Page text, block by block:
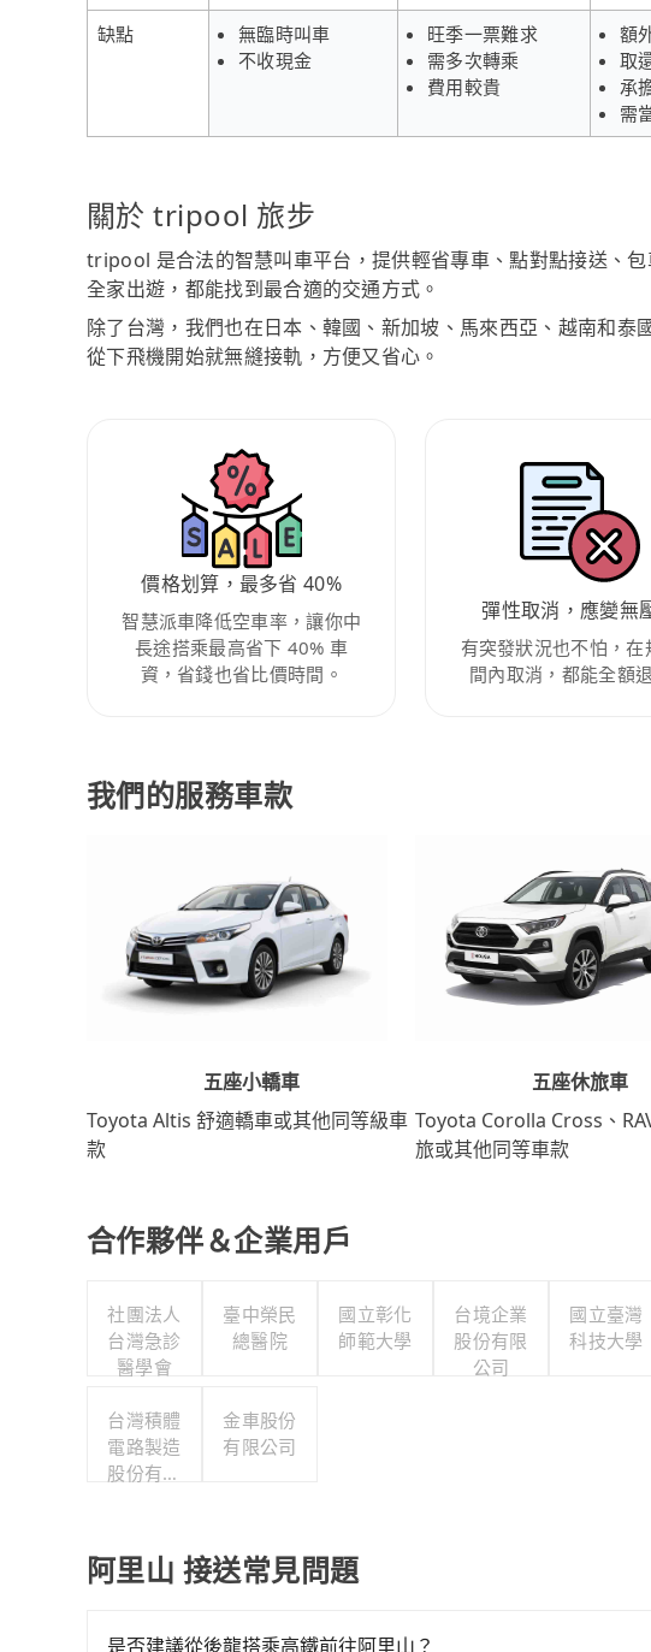
缺點
無臨時叫車
不收現金
旺季一票難求
需多次轉乘
費用較貴
額
取
承
需
關於 tripool 旅步
tripool 是合法的智慧叫車平台，提供輕省專車、點對點接送、
全家出遊，都能找到最合適的交通方式。
除了台灣，我們也在日本、韓國、新加坡、馬來西亞、越南和
從下飛機開始就無縫接軌，方便又省心。
價格划算，最多省 40%
智慧派車降低空車率，讓你中
長途搭乘最高省下 40% 車
資，省錢也省比價時間。
彈性取消，應變無
有突發狀況也不怕，在
間內取消，都能全額
我們的服務車款
五座小轎車
Toyota Altis 舒適轎車或其他同等級車
款
五座休旅車
Toyota Corolla Cross、
旅或其他同等車款
合作夥伴＆企業用戶
社團法人
台灣急診
醫學會
臺中榮民
總醫院
國立彰化
師範大學
台境企業
股份有限
公司
國立臺灣
科技大學
台灣積體
電路製造
股份有限
金車股份
有限公司
阿里山 接送常見問題
是否建議從後龍搭乘高鐵前往阿里山？